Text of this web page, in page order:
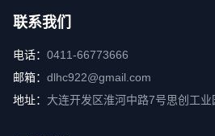
联系我们
电话： 0411-66773666
邮箱： dlhc922@gmail.com
地址： 大连开发区淮河中路7号思创工业